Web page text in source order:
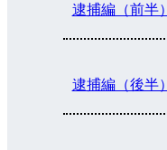
逮捕編（前半）
逮捕編（後半）